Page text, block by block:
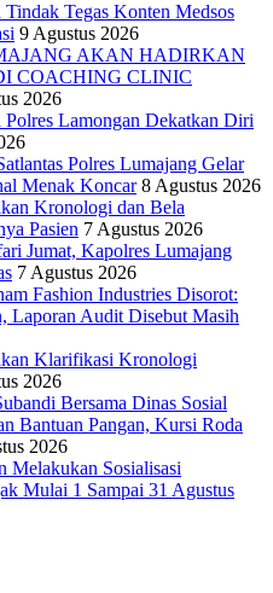
Tegas Konten Medsos
9 Agustus 2026
AKAN HADIRKAN
COACHING CLINIC
2026
Lamongan Dekatkan Diri
Polres Lumajang Gelar
Menak Koncar 8 Agustus 2026
Kronologi dan Bela
Pasien 7 Agustus 2026
Jumat, Kapolres Lumajang
7 Agustus 2026
Fashion Industries Disorot:
Laporan Audit Disebut Masih
Klarifikasi Kronologi
2026
Bersama Dinas Sosial
Bantuan Pangan, Kursi Roda
2026
Melakukan Sosialisasi
Mulai 1 Sampai 31 Agustus